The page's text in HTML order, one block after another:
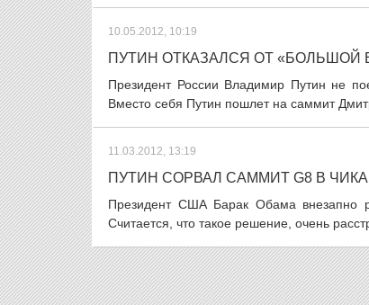
10.05.2012, 10:19
ПУТИН ОТКАЗАЛСЯ ОТ «БОЛЬШОЙ
Президент России Владимир Путин не
Вместо себя Путин пошлет на саммит
11.03.2012, 13:19
ПУТИН СОРВАЛ САММИТ G8 В
Президент США Барак Обама внезапно
Считается, что такое решение, очень